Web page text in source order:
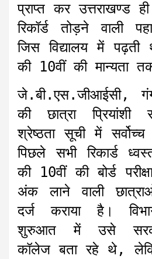
प्राप्त कर उत्तराखण्ड
रिकॉर्ड तोड़ने वाली
जिस विद्यालय में पढ़ती
की 10वीं की मान्यता
जे.बी.एस.जीआईसी,
की छात्रा
श्रेष्ठता सूची में
पिछले सभी रिकार्ड
की 10वीं की बोर्ड
अंक लाने वाली
दर्ज कराया है।
शुरुआत में उसे
कॉलेज बता रहे थे,